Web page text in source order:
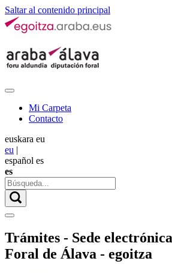
Saltar al contenido principal
Mi Carpeta
Contacto
euskara eu
eu |
español es
es
Trámites - Sede
Foral de Álava - egoitza